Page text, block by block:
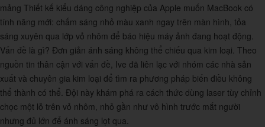
mảng Thiết kế kiểu dáng công nghiệp của Apple muốn MacBook có
tính năng mới: chấm sáng nhỏ màu xanh ngay trên màn hình, tỏa
sáng xuyên qua lớp vỏ nhôm để báo hiệu máy ảnh đang hoạt động.
Vấn đề là gì? Đơn giản ánh sáng không thể chiếu qua kim loại. Theo
nguồn tin thân cận với vấn đề, Ive đã liên lạc với nhóm các nhà sản
xuất và chuyên gia kim loại để tìm ra phương pháp biến điều không
thể thành có thể. Đội này khám phá ra cách thức dùng laser tùy chỉnh
chọc một lỗ trên vỏ nhôm, nhỏ gần như vô hình trước mắt người
nhưng đủ lớn để ánh sáng lọt qua.